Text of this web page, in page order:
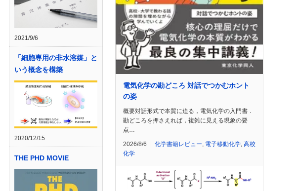
2021/9/6
「細胞専用の非水溶媒」と
いう概念を構築
2020/12/15
THE PHD MOVIE
電気化学の勘どころ 対話でつかむホント
の姿
概要対話形式で本質に迫る，電気化学の入門書．
勘どころを押さえれば，複雑に見える現象の要
点…
2026/8/6 化学書籍レビュー 電子移動化学 高校
化学